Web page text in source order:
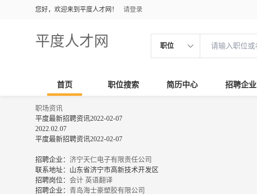
您好，欢迎来到平度人才网！ 请登录
平度人才网 职位
首页 职位搜索 简历中心 招聘企业
职场资讯
平度最新招聘资讯2022-02-07
2022.02.07
平度最新招聘资讯2022-02-07
招聘企业： 济宁天仁电子有限责任公司
联系地址：山东省济宁市高新技术开发区
招聘岗位： 会计 英语翻译
招聘企业： 青岛海士豪塑胶有限公司